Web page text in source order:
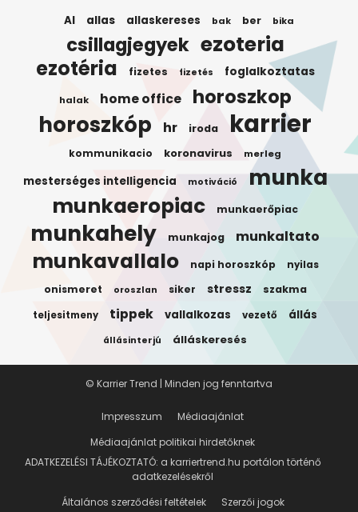
AI allas allaskereses bak ber bika
csillagjegyek ezoteria
ezotéria fizetes fizetés foglalkoztatas
halak home office horoszkop
horoszkóp hr iroda karrier
kommunikacio koronavirus merleg
mesterséges intelligencia motiváció munka
munkaeropiac munkaerőpiac
munkahely munkajog munkaltato
munkavallalo napi horoszkóp nyilas
onismeret oroszlan siker stressz szakma
teljesitmeny tippek vallalkozas vezető állás
állásinterjú álláskeresés
Impresszum
Médiaajánlat
Médiaajánlat politikai hirdetőknek
ADATKEZELÉSI TÁJÉKOZTATÓ: a karriertrend.hu portálon történő
adatkezelésekről
Általános szerződési feltételek
Szerzői jogok
© Karrier Trend | Minden jog fenntartva